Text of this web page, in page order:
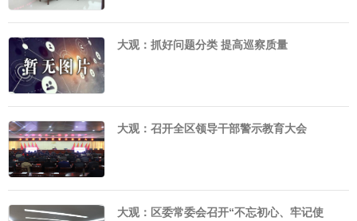
大观：抓好问题分类 提高巡察质量
大观：召开全区领导干部警示教育大会
大观：区委常委会召开“不忘初心、牢记使